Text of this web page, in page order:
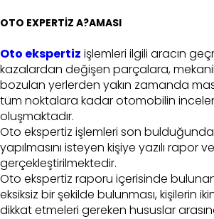
OTO EXPERTİZ A?AMASI
Oto ekspertiz işlemleri ilgili aracın
kazalardan değişen parçalara,
bozulan yerlerden yakın zamanda
tüm noktalara kadar otomobilin
oluşmaktadır.
Oto ekspertiz işlemleri son
yapılmasını isteyen kişiye yazılı rapor
gerçekleştirilmektedir.
Oto ekspertiz raporu içerisinde
eksiksiz bir şekilde bulunması, kişilerin
dikkat etmeleri gereken hususlar